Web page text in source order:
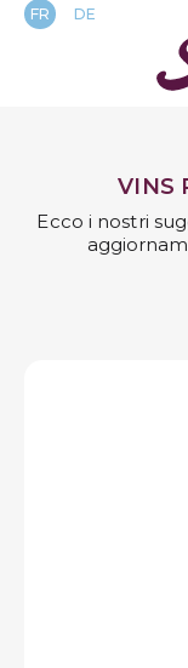
FR DE
VINI ROSSI
VINS
Ecco i nostri